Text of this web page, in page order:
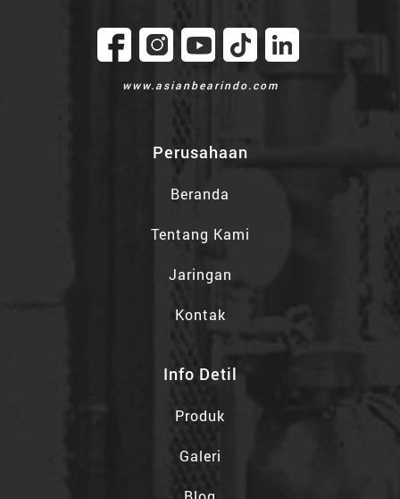
www.asianbearindo.com
Perusahaan
Beranda
Tentang Kami
Jaringan
Kontak
Info Detil
Produk
Galeri